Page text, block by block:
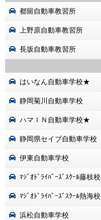
都留自動車教習所
上野原自動車教習所
長坂自動車教習所
はいなん自動車学校★
静岡菊川自動車学校
ハマＩＮ自動車学校★
静岡県セイブ自動車学校
伊東自動車学校
ﾏｼﾞｵﾄﾞﾗｲﾊﾞｰｽﾞｽｸｰﾙ藤枝校
ﾏｼﾞｵﾄﾞﾗｲﾊﾞｰｽﾞｽｸｰﾙ熱海校
浜松自動車学校